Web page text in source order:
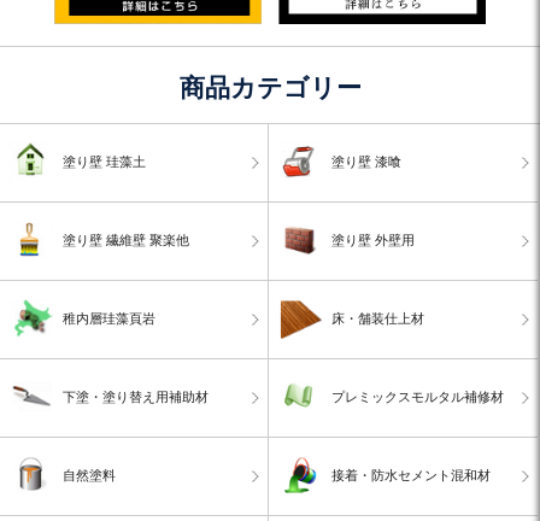
商品カテゴリー
塗り壁 珪藻土 塗り壁 漆喰
塗り壁 繊維壁 聚楽他 塗り壁 外壁用
稚内層珪藻頁岩 床・舗装仕上材
下塗・塗り替え用補助材 プレミックスモルタル補修材
自然塗料 接着・防水セメント混和材